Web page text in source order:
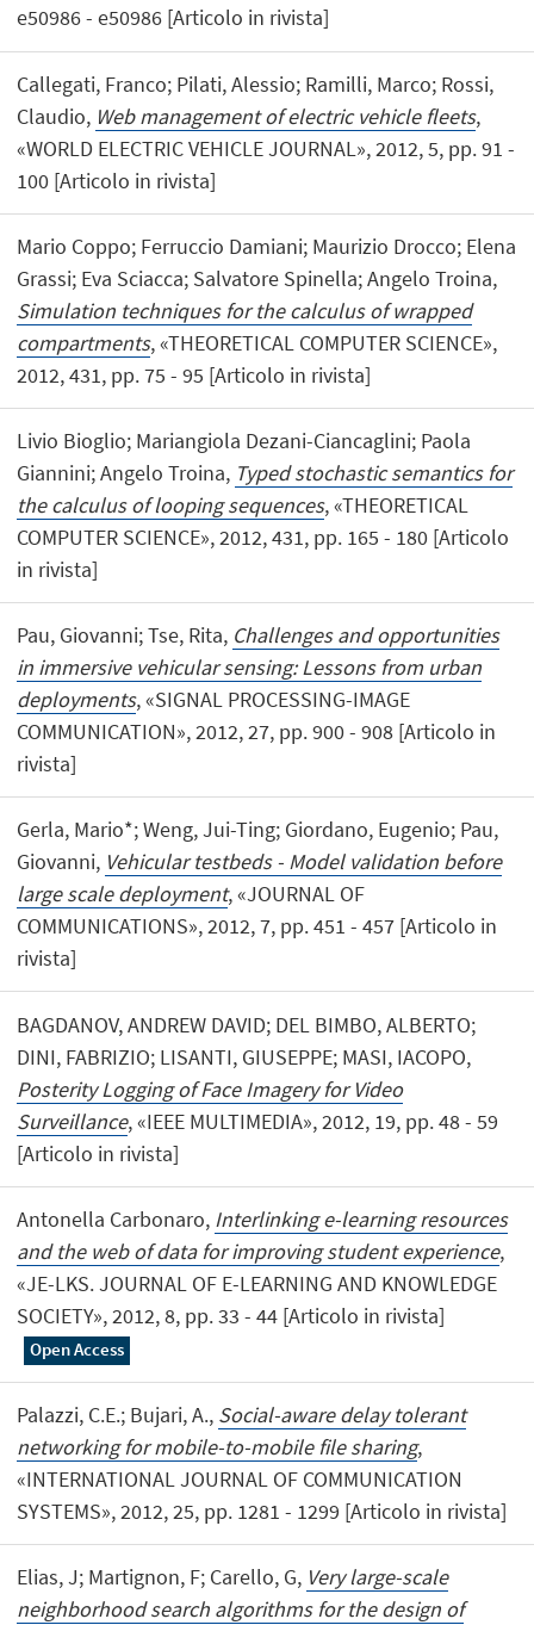
e50986 - e50986 [Articolo in rivista]
Callegati, Franco; Pilati, Alessio; Ramilli, Marco; Rossi,
Claudio, Web management of electric vehicle fleets,
«WORLD ELECTRIC VEHICLE JOURNAL», 2012, 5, pp. 91 -
100 [Articolo in rivista]
Mario Coppo; Ferruccio Damiani; Maurizio Drocco; Elena
Grassi; Eva Sciacca; Salvatore Spinella; Angelo Troina,
Simulation techniques for the calculus of wrapped
compartments, «THEORETICAL COMPUTER SCIENCE»,
2012, 431, pp. 75 - 95 [Articolo in rivista]
Livio Bioglio; Mariangiola Dezani-Ciancaglini; Paola
Giannini; Angelo Troina, Typed stochastic semantics for
the calculus of looping sequences, «THEORETICAL
COMPUTER SCIENCE», 2012, 431, pp. 165 - 180 [Articolo
in rivista]
Pau, Giovanni; Tse, Rita, Challenges and opportunities
in immersive vehicular sensing: Lessons from urban
deployments, «SIGNAL PROCESSING-IMAGE
COMMUNICATION», 2012, 27, pp. 900 - 908 [Articolo in
rivista]
Gerla, Mario*; Weng, Jui-Ting; Giordano, Eugenio; Pau,
Giovanni, Vehicular testbeds - Model validation before
large scale deployment, «JOURNAL OF
COMMUNICATIONS», 2012, 7, pp. 451 - 457 [Articolo in
rivista]
BAGDANOV, ANDREW DAVID; DEL BIMBO, ALBERTO;
DINI, FABRIZIO; LISANTI, GIUSEPPE; MASI, IACOPO,
Posterity Logging of Face Imagery for Video
Surveillance, «IEEE MULTIMEDIA», 2012, 19, pp. 48 - 59
[Articolo in rivista]
Antonella Carbonaro, Interlinking e-learning resources
and the web of data for improving student experience,
«JE-LKS. JOURNAL OF E-LEARNING AND KNOWLEDGE
SOCIETY», 2012, 8, pp. 33 - 44 [Articolo in rivista]
Open Access
Palazzi, C.E.; Bujari, A., Social-aware delay tolerant
networking for mobile-to-mobile file sharing,
«INTERNATIONAL JOURNAL OF COMMUNICATION
SYSTEMS», 2012, 25, pp. 1281 - 1299 [Articolo in rivista]
Elias, J; Martignon, F; Carello, G, Very large-scale
neighborhood search algorithms for the design of